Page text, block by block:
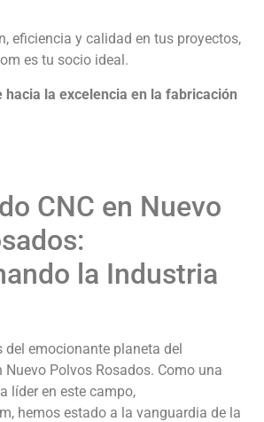
eficiencia y calidad en tus proyectos,
es tu socio ideal.
hacia la excelencia en la fabricación
CNC en Nuevo
la Industria
del emocionante planeta del
Nuevo Polvos Rosados. Como una
líder en este campo,
hemos estado a la vanguardia de la